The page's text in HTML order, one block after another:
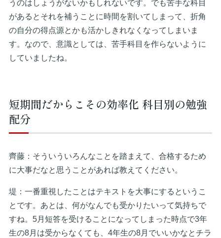
うのはしょうがないかもしれないです。でも苦手な科目
があるとそれを補うことに時間を割いてしまって、折角
の自分の得点源とかも活かしきれなくなってしまいま
す。なので、意識としては、苦手科目を作らないように
していましたね。
短期間だからこその効率化 科目別の勉強
配分
齊藤：そういういろんなことを踏まえて、合格するため
に大事だなと思うことがあれば教えてください。
堤：一番重視したことはテキストを大事にするというこ
とです。あとは、何がなんでも受かりたいって気持ちで
すね。5月短答を受けることになってしまった時点で3年
生の8月は受からなくても、4年生の8月でいいかなとチラ